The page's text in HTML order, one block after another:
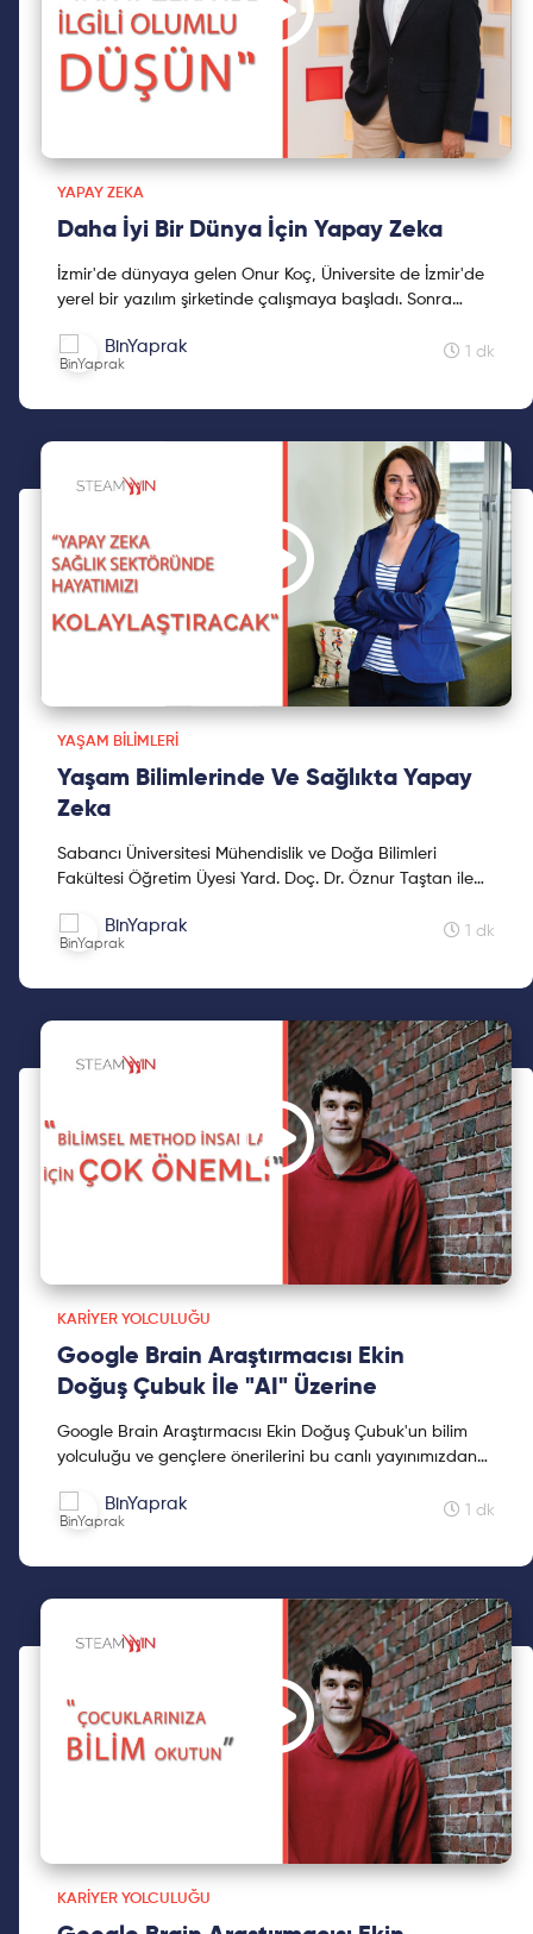
YAPAY ZEKA
Daha İyi Bir Dünya İçin Yapay Zeka
İzmir'de dünyaya gelen Onur Koç, Üniversite de İzmir'de
yerel bir yazılım şirketinde çalışmaya başladı. Sonra
BinYaprak 1 dk
YAŞAM BILIMLERI
Yaşam Bilimlerinde Ve Sağlıkta Yapay
Zeka
Sabancı Üniversitesi Mühendislik ve Doğa Bilimleri
Fakültesi Öğretim Üyesi Yard. Doç. Dr. Öznur Taştan ile
BinYaprak 1 dk
KARIYER YOLCULUĞU
Google Brain Araştırmacısı Ekin
Doğuş Çubuk İle "AI" Üzerine
Google Brain Araştırmacısı Ekin Doğuş Çubuk'un bilim
yolculuğu ve gençlere önerilerini bu canlı yayınımızdan
BinYaprak 1 dk
KARIYER YOLCULUĞU